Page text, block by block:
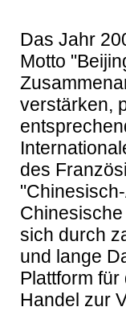
Das Jahr
Motto
verstärken,
des
sich durch
und lange
Plattform
Handel zur